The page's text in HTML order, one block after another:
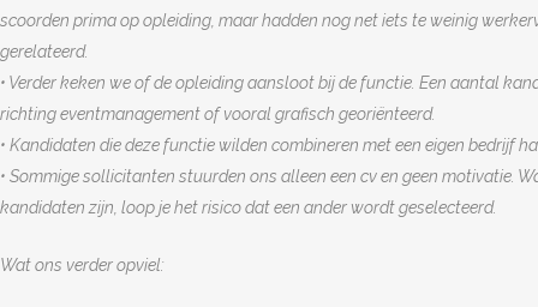
scoorden prima op opleiding, maar hadden nog net iets te weinig
gerelateerd.
• Verder keken we of de opleiding aansloot bij de functie. Een aantal
richting eventmanagement of vooral grafisch georiënteerd.
• Kandidaten die deze functie wilden combineren met een eigen bedrijf
• Sommige sollicitanten stuurden ons alleen een cv en geen motivatie.
kandidaten zijn, loop je het risico dat een ander wordt geselecteerd.
Wat ons verder opviel: